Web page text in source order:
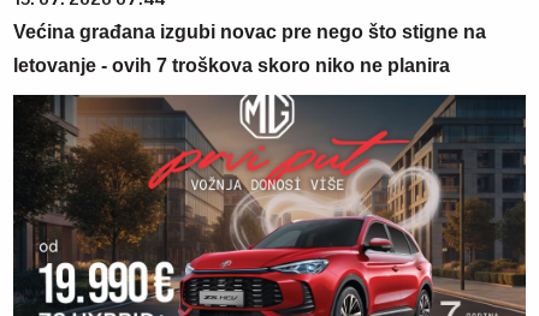
Većina građana izgubi novac pre nego što stigne na
letovanje - ovih 7 troškova skoro niko ne planira